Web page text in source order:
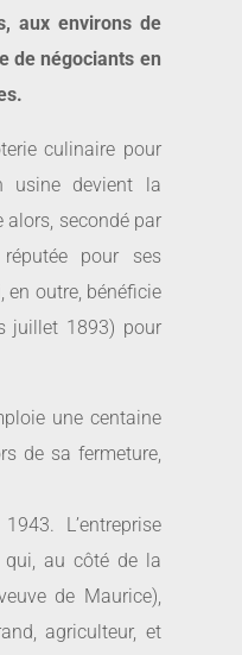
aux environs de
de négociants en
culinaire pour
usine devient la
alors, secondé par
pour ses
en outre, bénéficie
juillet 1893) pour
une centaine
de sa fermeture,
L’entreprise
qui, au côté de la
de Maurice),
agriculteur, et